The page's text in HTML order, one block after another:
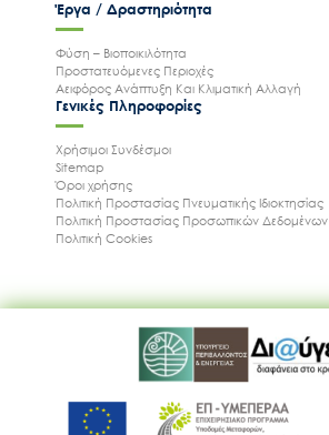
Έργα / Δραστηριότητα
Φύση – Βιοποικιλότητα
Προστατευόμενες Περιοχές
Αειφόρος Ανάπτυξη Και Κλιματική Αλλαγή
Γενικές Πληροφορίες
Χρήσιμοι Συνδέσμοι
Sitemap
Όροι χρήσης
Πολιτική Προστασίας Πνευματικής Ιδιοκτησίας
Πολιτική Προστασίας Προσωπικών Δεδομένων
Πολιτική Cookies